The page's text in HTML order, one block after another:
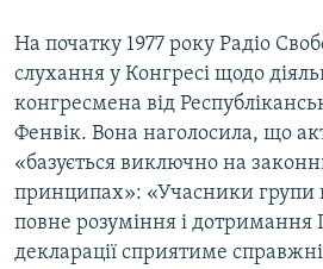
На початку 1977 року Радіо
слухання у Конгресі щодо
конгресмена від
Фенвік. Вона наголосила, що
«базується виключно на
принципах»: «Учасники групи
повне розуміння і дотримання
декларації сприятиме